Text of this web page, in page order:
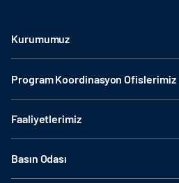
Kurumumuz
Program Koordinasyon Ofislerimiz
Faaliyetlerimiz
Basın Odası